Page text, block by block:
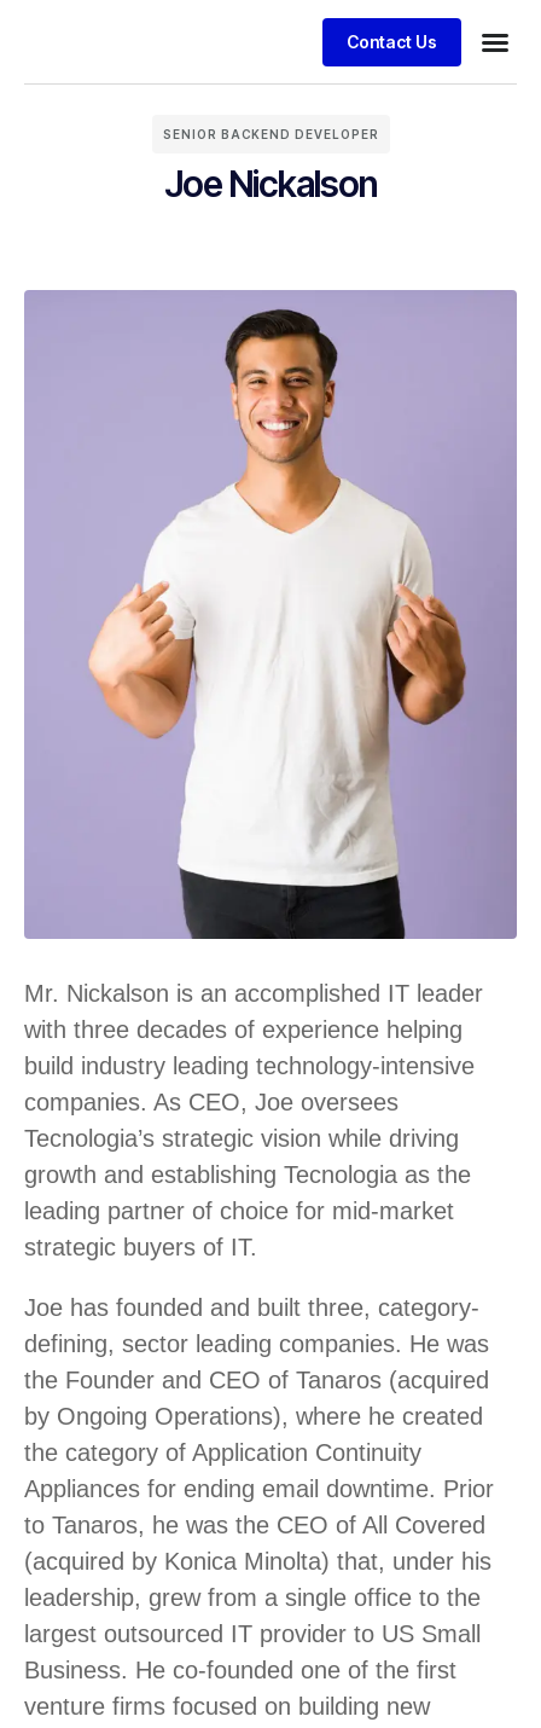
Contact Us
SENIOR BACKEND DEVELOPER
Joe Nickalson
Mr. Nickalson is an accomplished IT leader
with three decades of experience helping
build industry leading technology-intensive
companies. As CEO, Joe oversees
Tecnologia’s strategic vision while driving
growth and establishing Tecnologia as the
leading partner of choice for mid-market
strategic buyers of IT.
Joe has founded and built three, category-
defining, sector leading companies. He was
the Founder and CEO of Tanaros (acquired
by Ongoing Operations), where he created
the category of Application Continuity
Appliances for ending email downtime. Prior
to Tanaros, he was the CEO of All Covered
(acquired by Konica Minolta) that, under his
leadership, grew from a single office to the
largest outsourced IT provider to US Small
Business. He co-founded one of the first
venture firms focused on building new